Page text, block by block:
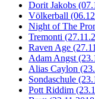
Dorit Jakobs
Völkerball
Night of The
Tremonti
Raven Age
Adam Angst
Alias Caylon
Sondaschule
Pott Riddim